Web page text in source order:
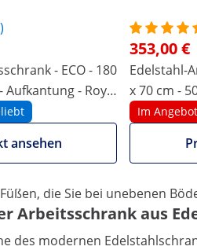
RCSSCB-100X70-H
- ECO - 180
Aufkantung - Royal
ansehen
353,00 €
Edelstahl-
x 70 cm -
Im Angebot
mit 6 cm hoher,
Krankenhaus oder
mit Durchreiche von
Durchreicheschrank
die Sie bei unebenen
Arbeitsschrank aus
des modernen